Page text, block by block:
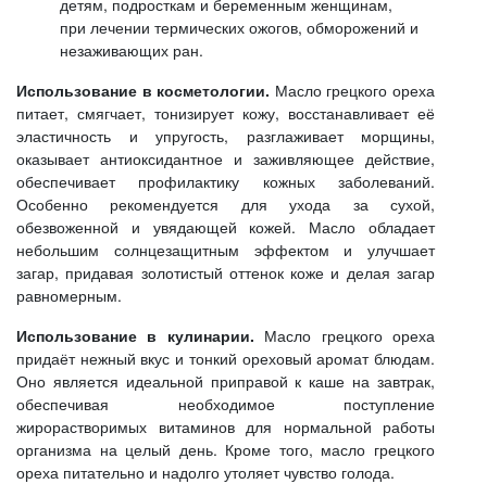
детям, подросткам и беременным женщинам,
при лечении термических ожогов, обморожений и
незаживающих ран.
Использование в косметологии. Масло грецкого ореха
питает, смягчает, тонизирует кожу, восстанавливает её
эластичность и упругость, разглаживает морщины,
оказывает антиоксидантное и заживляющее действие,
обеспечивает профилактику кожных заболеваний.
Особенно рекомендуется для ухода за сухой,
обезвоженной и увядающей кожей. Масло обладает
небольшим солнцезащитным эффектом и улучшает
загар, придавая золотистый оттенок коже и делая загар
равномерным.
Использование в кулинарии. Масло грецкого ореха
придаёт нежный вкус и тонкий ореховый аромат блюдам.
Оно является идеальной приправой к каше на завтрак,
обеспечивая необходимое поступление
жирорастворимых витаминов для нормальной работы
организма на целый день. Кроме того, масло грецкого
ореха питательно и надолго утоляет чувство голода.